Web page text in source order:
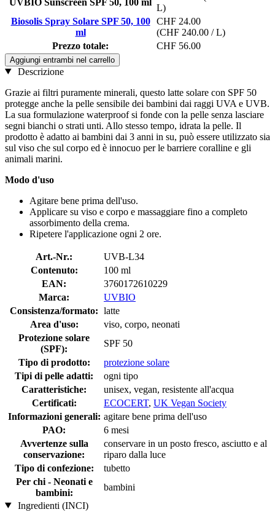
L)
Biosolis Spray Solare SPF 50, 100
ml
CHF 24.00
(CHF 240.00 / L)
Prezzo totale:
CHF 56.00
Aggiungi entrambi nel carrello
Descrizione
Grazie ai filtri puramente minerali, questo latte solare con SPF 50
protegge anche la pelle sensibile dei bambini dai raggi UVA e UVB.
La sua formulazione waterproof si fonde con la pelle senza lasciare
segni bianchi o strati unti. Allo stesso tempo, idrata la pelle. Il
prodotto è adatto ai bambini dai 3 anni in su, può essere utilizzato sia
sul viso che sul corpo ed è innocuo per le barriere coralline e gli
animali marini.
Modo d'uso
Agitare bene prima dell'uso.
Applicare su viso e corpo e massaggiare fino a completo
assorbimento della crema.
Ripetere l'applicazione ogni 2 ore.​​
Art.-Nr.:
UVB-L34
Contenuto:
100 ml
EAN:
3760172610229
Marca:
UVBIO
Consistenza/formato: latte
Area d'uso:
viso, corpo, neonati
Protezione solare
(SPF):
SPF 50
Tipo di prodotto:
protezione solare
Tipi di pelle adatti:
ogni tipo
Caratteristiche:
unisex, vegan, resistente all'acqua
Certificati:
ECOCERT, UK Vegan Society
Informazioni generali: agitare bene prima dell'uso
PAO:
6 mesi
Avvertenze sulla
conservazione:
conservare in un posto fresco, asciutto e al
riparo dalla luce
Tipo di confezione:
tubetto
Per chi - Neonati e
bambini:
bambini
Ingredienti (INCI)